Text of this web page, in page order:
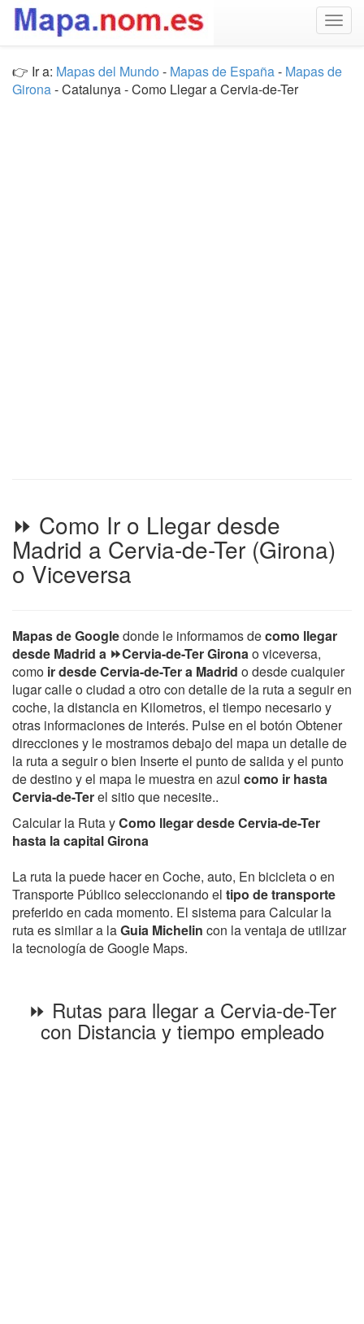
👉 Ir a: Mapas del Mundo - Mapas de España- Mapas de
Girona- Catalunya - Como Llegar a Cervia-de-Ter
⏩ Como Ir o Llegar desde
Madrid a Cervia-de-Ter (Girona)
o Viceversa
Mapas de Googledonde le informamos decomo llegar
desde Madrid a ⏩Cervia-de-Ter Gironao viceversa,
como ir desde Cervia-de-Ter a Madrid o desde cualquier
lugar calle o ciudad a otro con detalle de la ruta a seguir en
coche, la distancia en Kilometros, el tiempo necesario y
otras informaciones de interés. Pulse en el botón Obtener
direcciones y le mostramos debajo del mapa un detalle de
la ruta a seguir o bien Inserte el punto de salida y el punto
de destino y el mapa le muestra en azul como ir hasta
Cervia-de-Terel sitio que necesite..
Calcular la Ruta yComo llegar desde Cervia-de-Ter
hasta la capital Girona
La ruta la puede hacer en Coche, auto, En bicicleta o en
Transporte Público seleccionando el tipo de transporte
preferido en cada momento. El sistema para Calcular la
ruta es similar a laGuia Michelin con la ventaja de utilizar
la tecnología de Google Maps.
⏩ Rutas para llegar a Cervia-de-Ter
con Distancia y tiempo empleado